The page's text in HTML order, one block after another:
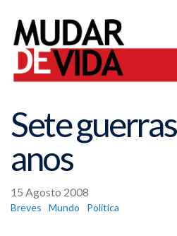
Sete
anos
15 Agosto 2008
Breves Mundo Política